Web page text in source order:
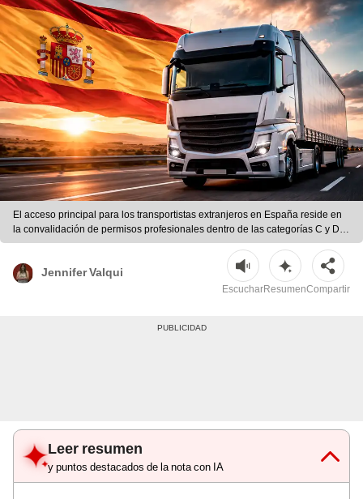
El acceso principal para los transportistas extranjeros en España reside en
la convalidación de permisos profesionales dentro de las categorías C y D. |
Ilustración con IA/ChatGPT/CDN
Jennifer Valqui
EscucharResumenCompartir
Leer resumen
y puntos destacados de la nota con IA